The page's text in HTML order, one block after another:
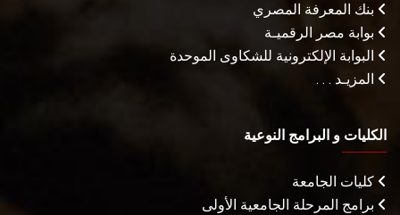
بنك المعرفة المصري
بوابة مصر الرقميـة
البوابة الإلكترونية للشكاوى الموحدة
المزيـد . . .
الكليات و البرامج النوعية
كليات الجامعة
برامج المرحلة الجامعية الأولى